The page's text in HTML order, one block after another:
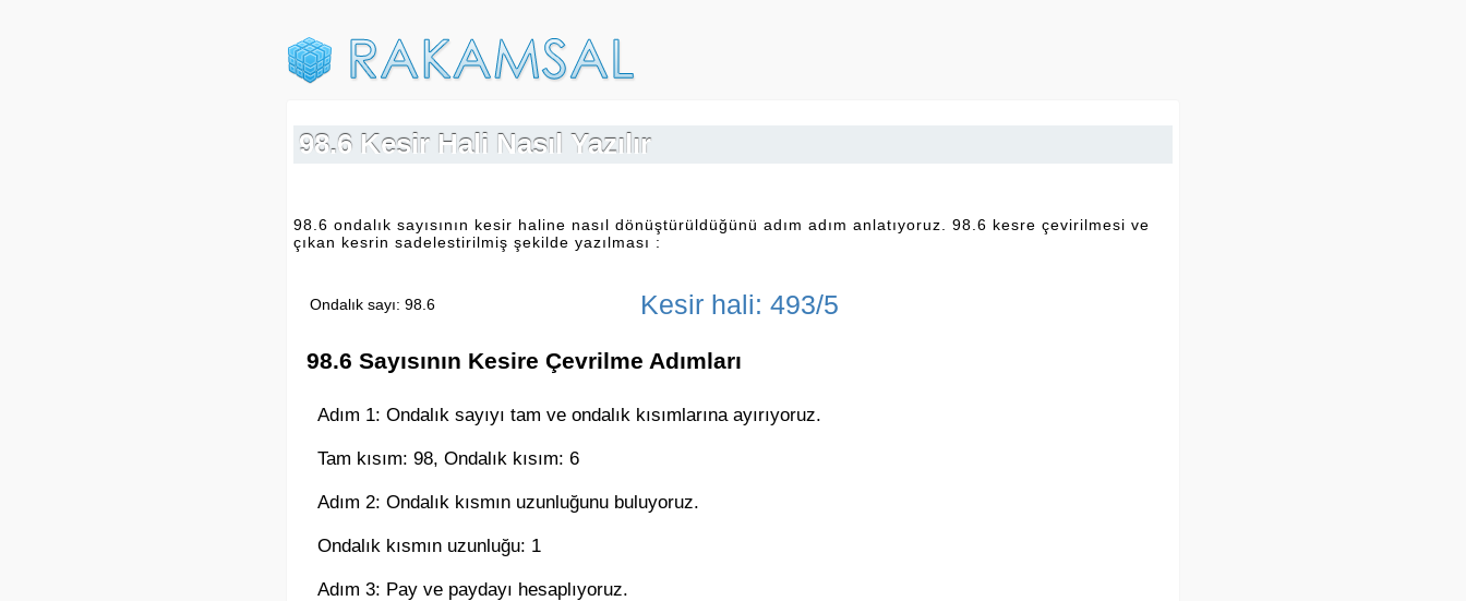
98.6 Kesir Hali Nasıl Yazılır
98.6 ondalık sayısının kesir haline nasıl dönüştürüldüğünü adım adım anlatıyoruz. 98.6 kesre çevirilmesi ve
çıkan kesrin sadelestirilmiş şekilde yazılması :
Ondalık sayı: 98.6 Kesir hali: 493/5
98.6 Sayısının Kesire Çevrilme Adımları
Adım 1: Ondalık sayıyı tam ve ondalık kısımlarına ayırıyoruz.
Tam kısım: 98, Ondalık kısım: 6
Adım 2: Ondalık kısmın uzunluğunu buluyoruz.
Ondalık kısmın uzunluğu: 1
Adım 3: Pay ve paydayı hesaplıyoruz.